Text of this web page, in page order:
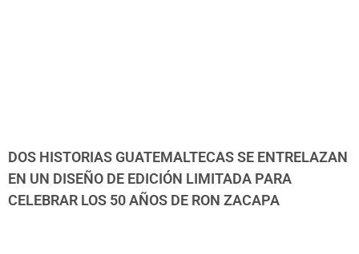
DOS HISTORIAS GUATEMALTECAS SE ENTRELAZAN
EN UN DISEÑO DE EDICIÓN LIMITADA PARA
CELEBRAR LOS 50 AÑOS DE RON ZACAPA